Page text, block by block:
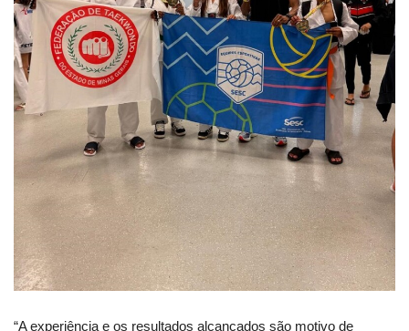
“A experiência e os resultados alcançados são motivo de